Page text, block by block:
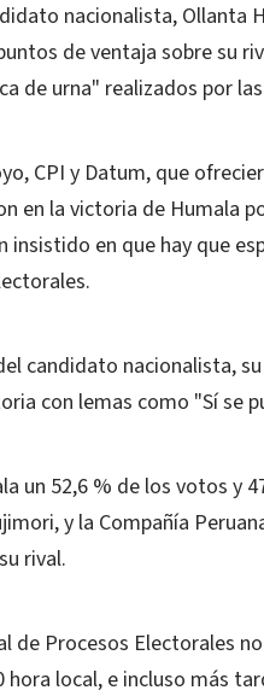
nacionalista, Ollanta
de ventaja sobre su
de urna" realizados por
CPI y Datum, que
en la victoria de Humala
insistido en que hay que
candidato nacionalista,
con lemas como "Sí se
un 52,6 % de los votos y
y la Compañía
rival.
de Procesos Electorales
hora local, e incluso más